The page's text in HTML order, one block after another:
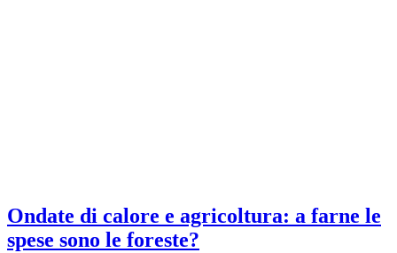
Ondate di calore e agricoltura: a farne le
spese sono le foreste?